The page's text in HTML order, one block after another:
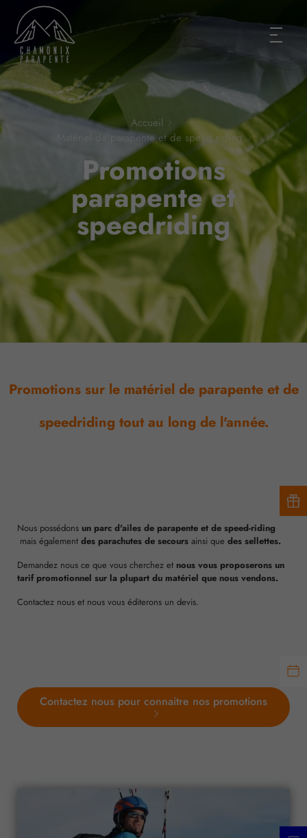
Accueil
Matériel de parapente et de speed riding
Promotions
parapente et
speedriding
Promotions sur le matériel de parapente et de
speedriding tout au long de l'année.
Nous possédons un parc d'ailes de parapente et de speed-riding
mais également des parachutes de secours ainsi que des sellettes.
Demandez nous ce que vous cherchez et nous vous proposerons un
tarif promotionnel sur la plupart du matériel que nous vendons.
Contactez nous et nous vous éditerons un devis.
Contactez nous pour connaitre nos promotions